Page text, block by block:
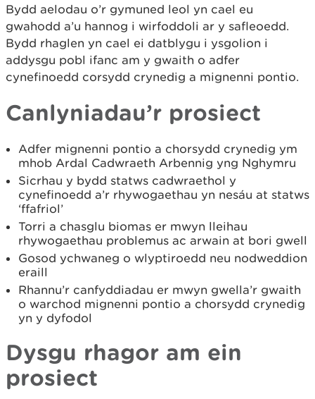
Bydd aelodau o’r gymuned leol yn cael eu
gwahodd a’u hannog i wirfoddoli ar y safleoedd.
Bydd rhaglen yn cael ei datblygu i ysgolion i
addysgu pobl ifanc am y gwaith o adfer
cynefinoedd corsydd crynedig a mignenni pontio.
Canlyniadau’r prosiect
Adfer mignenni pontio a chorsydd crynedig ym
mhob Ardal Cadwraeth Arbennig yng Nghymru
Sicrhau y bydd statws cadwraethol y
cynefinoedd a’r rhywogaethau yn nesáu at statws
‘ffafriol’
Torri a chasglu biomas er mwyn lleihau
rhywogaethau problemus ac arwain at bori gwell
Gosod ychwaneg o wlyptiroedd neu nodweddion
eraill
Rhannu’r canfyddiadau er mwyn gwella’r gwaith
o warchod mignenni pontio a chorsydd crynedig
yn y dyfodol
Dysgu rhagor am ein
prosiect